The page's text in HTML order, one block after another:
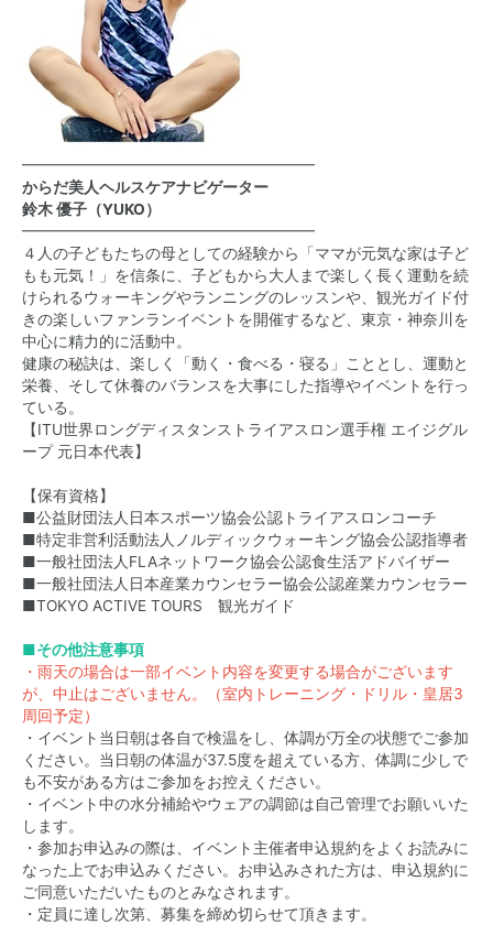
━━━━━━━━━━━━━━━━━━━
からだ美人ヘルスケアナビゲーター
鈴木 優子（YUKO）
━━━━━━━━━━━━━━━━━━━
４人の子どもたちの母としての経験から「ママが元気な家は子ど
もも元気！」を信条に、子どもから大人まで楽しく長く運動を続
けられるウォーキングやランニングのレッスンや、観光ガイド付
きの楽しいファンランイベントを開催するなど、東京・神奈川を
中心に精力的に活動中。
健康の秘訣は、楽しく「動く・食べる・寝る」こととし、運動と
栄養、そして休養のバランスを大事にした指導やイベントを行っ
ている。
【ITU世界ロングディスタンストライアスロン選手権 エイジグル
ープ 元日本代表】
【保有資格】
■公益財団法人日本スポーツ協会公認トライアスロンコーチ
■特定非営利活動法人ノルディックウォーキング協会公認指導者
■一般社団法人FLAネットワーク協会公認食生活アドバイザー
■一般社団法人日本産業カウンセラー協会公認産業カウンセラー
■TOKYO ACTIVE TOURS 観光ガイド
■その他注意事項
・雨天の場合は一部イベント内容を変更する場合がございます
が、中止はございません。（室内トレーニング・ドリル・皇居3
周回予定）
・イベント当日朝は各自で検温をし、体調が万全の状態でご参加
ください。当日朝の体温が37.5度を超えている方、体調に少しで
も不安がある方はご参加をお控えください。
・イベント中の水分補給やウェアの調節は自己管理でお願いいた
します。
・参加お申込みの際は、イベント主催者申込規約をよくお読みに
なった上でお申込みください。お申込みされた方は、申込規約に
ご同意いただいたものとみなされます。
・定員に達し次第、募集を締め切らせて頂きます。